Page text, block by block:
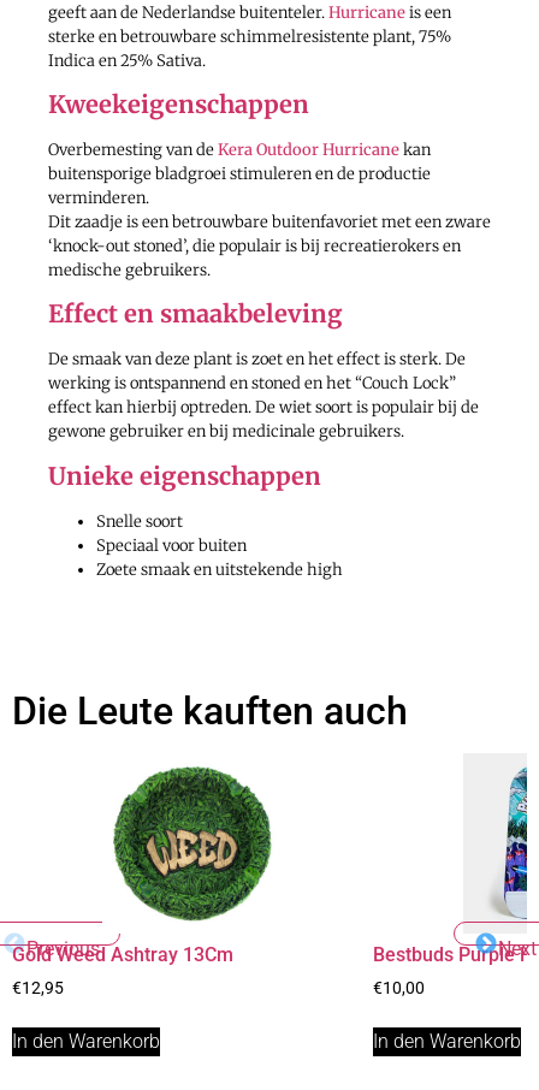
geeft aan de Nederlandse buitenteler.Hurricaneis een
sterke en betrouwbare schimmelresistente plant, 75%
Indica en 25% Sativa.
Kweekeigenschappen
Overbemesting van deKera Outdoor Hurricanekan
buitensporige bladgroei stimuleren en de productie
verminderen.
Dit zaadje is een betrouwbare buitenfavoriet met een zware
‘knock-out stoned’, die populair is bij recreatierokers en
medische gebruikers.
Effect en smaakbeleving
De smaak van deze plant is zoet en het effect is sterk. De
werking is ontspannend en stoned en het “Couch Lock”
effect kan hierbij optreden. De wiet soort is populair bij de
gewone gebruiker en bij medicinale gebruikers.
Unieke eigenschappen
Snelle soort
Speciaal voor buiten
Zoete smaak en uitstekende high
Die Leute kauften auch
Previous
Gold Weed Ashtray 13Cm
€12,95
In den Warenkorb
Bestbuds Purple
€10,00
In den Warenkorb
Next